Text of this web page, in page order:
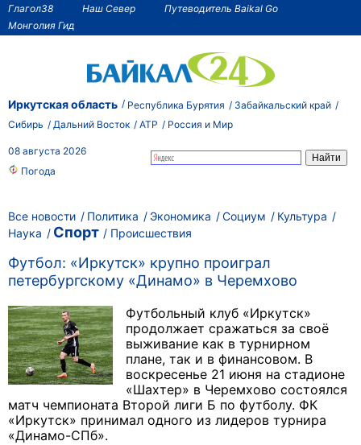
Глагол38 Наш Север
Путеводитель Baikal Go
Монголия Гид
Иркутская область Республика Бурятия
Забайкальский край
Сибирь
Дальний Восток АТР Россия и Мир
08 августа 2026
Погода
Все новости Политика Экономика Социум
Культура
Наука
Спорт Происшествия
Футбол: «Иркутск» крупно проиграл
петербургскому «Динамо» в Черемхово
Футбольный клуб «Иркутск»
продолжает сражаться за своё
выживание как в турнирном
плане, так и в финансовом. В
воскресенье 21 июня на стадионе
«Шахтер» в Черемхово состоялся
матч чемпионата Второй лиги Б по футболу. ФК
«Иркутск» принимал одного из лидеров турнира
«Динамо-СПб».